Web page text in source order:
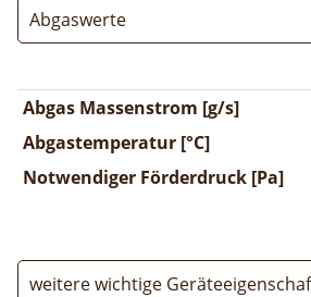
Abgaswerte
Abgas Massenstrom [g/s]
Abgastemperatur [°C]
Notwendiger Förderdruck [Pa]
weitere wichtige